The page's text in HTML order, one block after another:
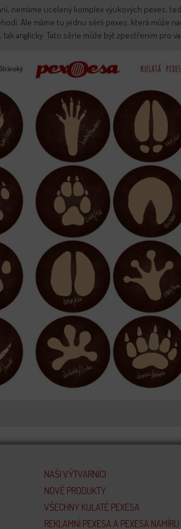
nemáme ucelený komplex výukových pexes,
Ale máme tu jednu sérii pexes, která může
anglicky. Tato série může být zpestřením pro
NAŠI VÝTVARNÍCI
NOVÉ PRODUKTY
VŠECHNY KULATÉ PEXESA
REKLAMNÍ PEXESA A PEXESA NAMÍRU